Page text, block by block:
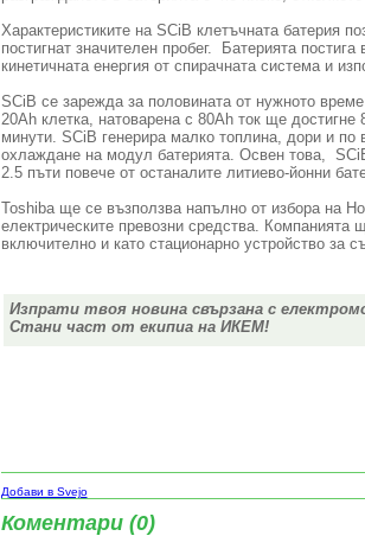
Характеристиките на SCiB клетъчната батерия
постигнат значителен пробег. Батерията
кинетичната енергия от спирачната система и
SCiB се зарежда за половината от нужното
20Ah клетка, натоварена с 80Ah ток ще
минути. SCiB генерира малко топлина, дори и по
охлаждане на модул батерията. Освен това,
2.5 пъти повече от останалите литиево-йонни
Toshiba ще се възползва напълно от избора на
електрическите превозни средства. Компанията
включително и като стационарно устройство за
Изпрати твоя новина свързана с
Стани част от екипиа на ИКЕМ!
Добави в Svejo
Коментари (0)